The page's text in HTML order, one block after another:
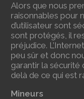
Alors que nous
raisonnables pour
d’utilisateur sont
sont protégés, il
préjudice.
peu sûr et donc
garantir la sécurité
delà de ce qui est
Mineurs